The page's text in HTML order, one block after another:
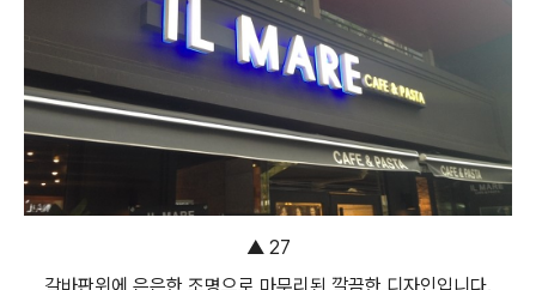
▲ 27
갈바판위에 은은한 조명으로 마무리된 깔끔한 디자인입니다.